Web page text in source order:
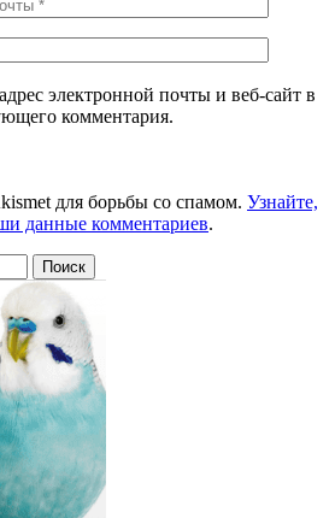
электронной почты и веб-сайт в
комментария.
для борьбы со спамом. Узнайте,
данные комментариев.